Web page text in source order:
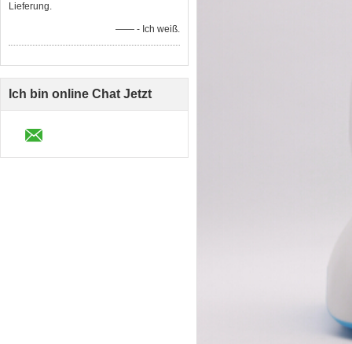
Lieferung.
—— - Ich weiß.
Ich bin online Chat Jetzt